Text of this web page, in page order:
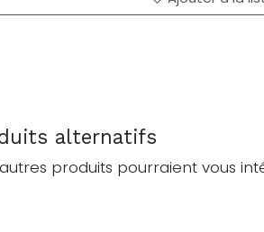
alternatifs
produits pourraient vous